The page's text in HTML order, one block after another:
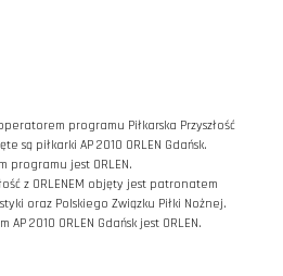
programu Piłkarska Przyszłość
są piłkarki AP 2010 ORLEN Gdańsk.
programu jest ORLEN.
z ORLENEM objęty jest patronatem
oraz Polskiego Związku Piłki Nożnej.
2010 ORLEN Gdańsk jest ORLEN.